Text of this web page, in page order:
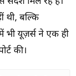
थी, बल्कि
भी यूज़र्स ने एक ही
की।